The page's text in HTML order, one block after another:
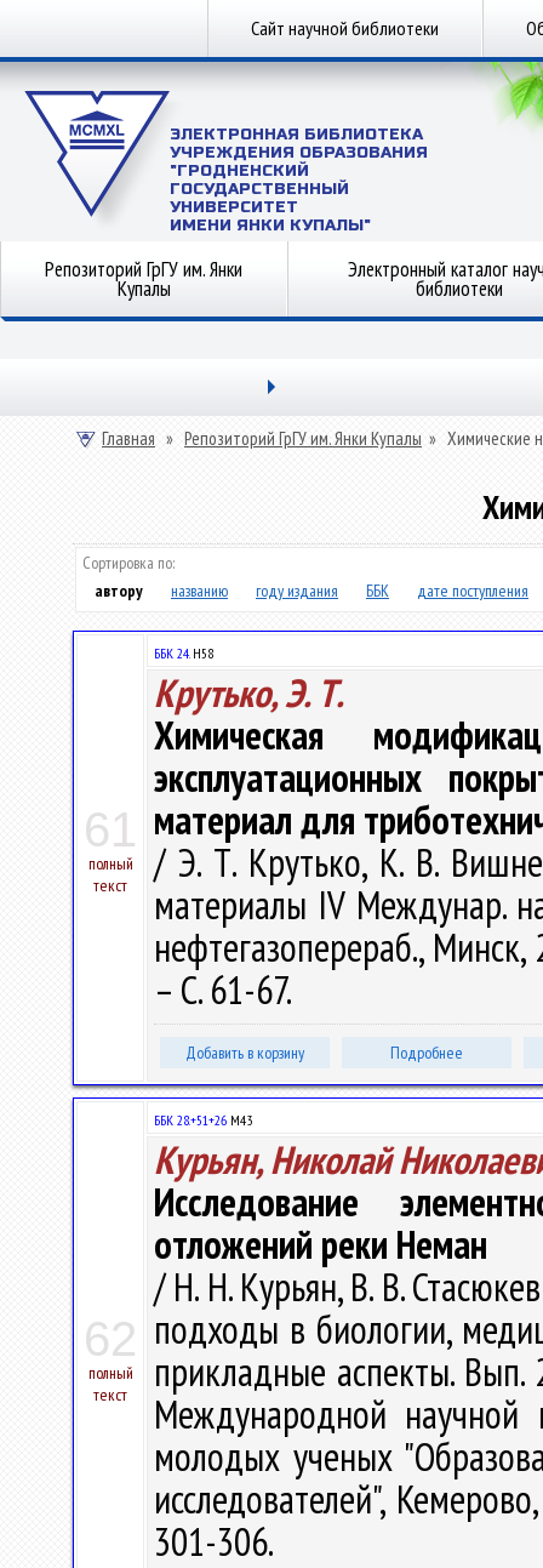
Сайт научной библиотеки
ЭЛЕКТРОННАЯ БИБЛИОТЕКА
УЧРЕЖДЕНИЯ ОБРАЗОВАНИЯ
"ГРОДНЕНСКИЙ
ГОСУДАРСТВЕННЫЙ
УНИВЕРСИТЕТ
ИМЕНИ ЯНКИ КУПАЛЫ"
Репозиторий ГрГУ им. Янки
Купалы
Электронный каталог
библиотеки
Главная » Репозиторий ГрГУ им. Янки Купалы » Химические
Сортировка по:
автору
названию году издания ББК дате поступления
61
полный
текст
ББК 24.Н58
Крутько, Э. Т.
Химическая
эксплуатационных
материал для
/ Э. Т. Крутько, К. В.
материалы IV Междунар.
нефтегазоперераб.,
– С. 61-67.
Добавить в корзину Подробнее
62
полный
текст
ББК 28.+51+26 М43
Курьян, Николай
Исследование
отложений реки Неман
/ Н. Н. Курьян, В. В.
подходы в биологии,
прикладные аспекты.
Международной научной
молодых ученых
исследователей",
301-306.